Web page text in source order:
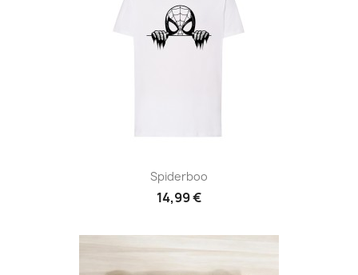
Spiderboo
14,99 €